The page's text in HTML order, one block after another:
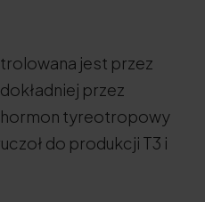
jest przez
przez
hormon tyreotropowy
do produkcji T3 i